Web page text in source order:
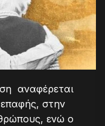
αναφέρεται
επαφής, στην
ενώ ο